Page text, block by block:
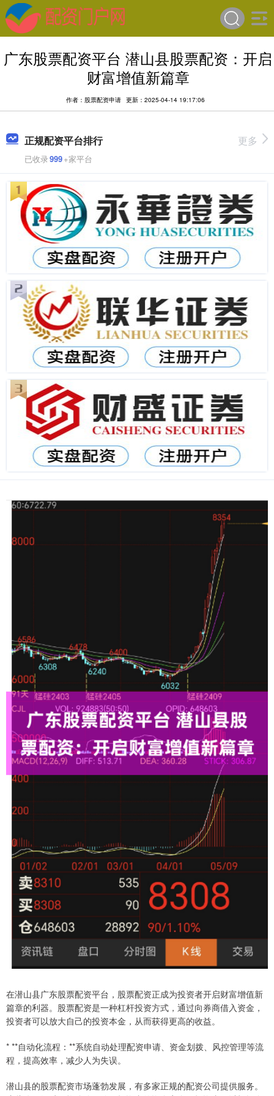
广东股票配资平台 潜山县股票配资：开启
财富增值新篇章
作者：股票配资申请 更新：2025-04-14 19:17:06
正规配资平台排行
已收录999+家平台
更多
在潜山县广东股票配资平台，股票配资正成为投资者开启财富增值新
篇章的利器。股票配资是一种杠杆投资方式，通过向券商借入资金，
投资者可以放大自己的投资本金，从而获得更高的收益。
* **自动化流程：**系统自动处理配资申请、资金划拨、风控管理等流
程，提高效率，减少人为失误。
潜山县的股票配资市场蓬勃发展，有多家正规的配资公司提供服务。